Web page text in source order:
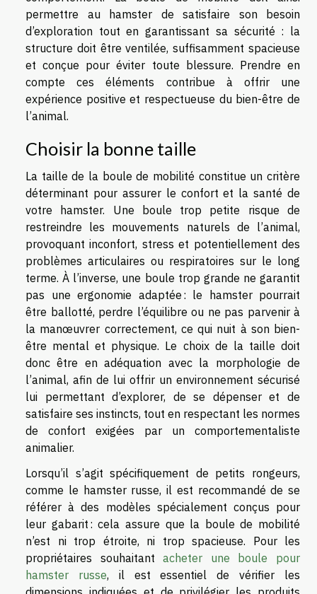
permettre au hamster de satisfaire son besoin
d’exploration tout en garantissant sa sécurité : la
structure doit être ventilée, suffisamment spacieuse
et conçue pour éviter toute blessure. Prendre en
compte ces éléments contribue à offrir une
expérience positive et respectueuse du bien-être de
l’animal.
Choisir la bonne taille
La taille de la boule de mobilité constitue un critère
déterminant pour assurer le confort et la santé de
votre hamster. Une boule trop petite risque de
restreindre les mouvements naturels de l’animal,
provoquant inconfort, stress et potentiellement des
problèmes articulaires ou respiratoires sur le long
terme. À l’inverse, une boule trop grande ne garantit
pas une ergonomie adaptée : le hamster pourrait
être ballotté, perdre l’équilibre ou ne pas parvenir à
la manœuvrer correctement, ce qui nuit à son bien-
être mental et physique. Le choix de la taille doit
donc être en adéquation avec la morphologie de
l’animal, afin de lui offrir un environnement sécurisé
lui permettant d’explorer, de se dépenser et de
satisfaire ses instincts, tout en respectant les normes
de confort exigées par un comportementaliste
animalier.
Lorsqu’il s’agit spécifiquement de petits rongeurs,
comme le hamster russe, il est recommandé de se
référer à des modèles spécialement conçus pour
leur gabarit : cela assure que la boule de mobilité
n’est ni trop étroite, ni trop spacieuse. Pour les
propriétaires souhaitantacheter une boule pour
hamster russe, il est essentiel de vérifier les